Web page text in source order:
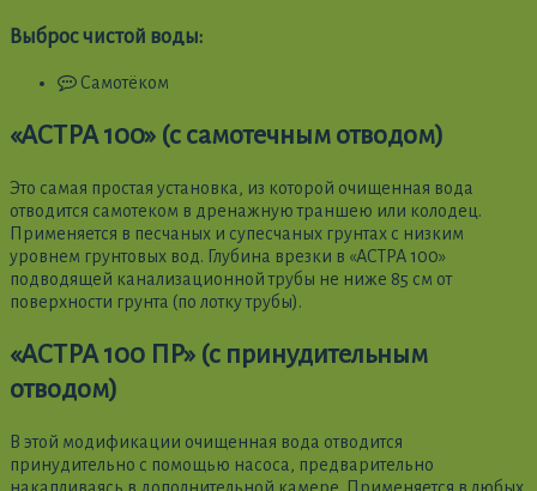
Выброс чистой воды:
Самотёком
«АСТРА 100» (с самотечным отводом)
Это самая простая установка, из которой очищенная вода
отводится самотеком в дренажную траншею или колодец.
Применяется в песчаных и супесчаных грунтах с низким
уровнем грунтовых вод. Глубина врезки в «АСТРА 100»
подводящей канализационной трубы не ниже 85 см от
поверхности грунта (по лотку трубы).
«АСТРА 100 ПР» (с принудительным
отводом)
В этой модификации очищенная вода отводится
принудительно с помощью насоса, предварительно